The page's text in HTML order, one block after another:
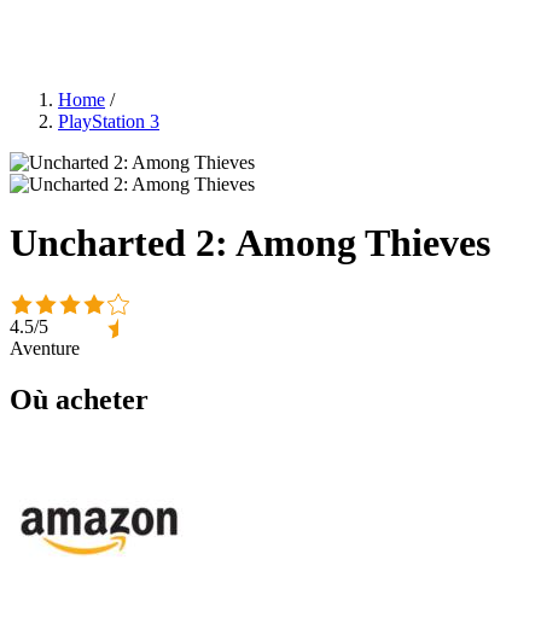
Home /
PlayStation 3
Uncharted 2: Among Thieves
4.5/5
Aventure
Où acheter